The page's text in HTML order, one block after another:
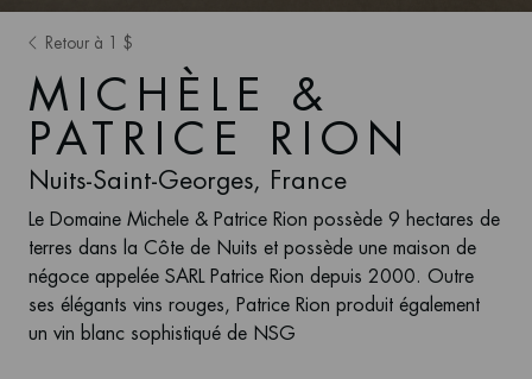
Retour à 1 $
MICHÈLE &
PATRICE RION
Nuits-Saint-Georges, France
Le Domaine Michele & Patrice Rion possède 9 hectares de
terres dans la Côte de Nuits et possède une maison de
négoce appelée SARL Patrice Rion depuis 2000. Outre
ses élégants vins rouges, Patrice Rion produit également
un vin blanc sophistiqué de NSG